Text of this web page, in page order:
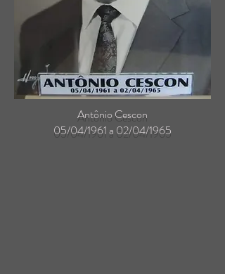
Antônio Cescon
05/04/1961 a 02/04/1965